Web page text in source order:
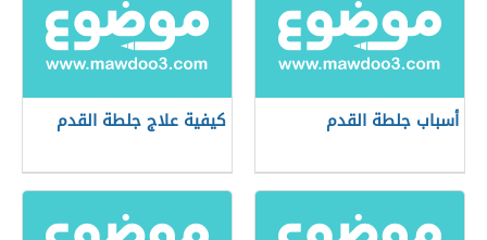
أسباب جلطة القدم كيفية علاج جلطة القدم